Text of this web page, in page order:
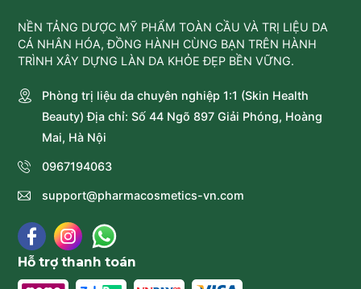
NỀN TẢNG DƯỢC MỸ PHẨM TOÀN CẦU VÀ TRỊ LIỆU DA
CÁ NHÂN HÓA, ĐỒNG HÀNH CÙNG BẠN TRÊN HÀNH
TRÌNH XÂY DỰNG LÀN DA KHỎE ĐẸP BỀN VỮNG.
Phòng trị liệu da chuyên nghiệp 1:1 (Skin Health
Beauty) Địa chỉ: Số 44 Ngõ 897 Giải Phóng, Hoàng
Mai, Hà Nội
0967194063
support@pharmacosmetics-vn.com
Hỗ trợ thanh toán